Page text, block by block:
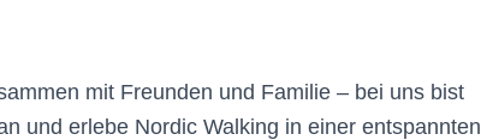
mit Freunden und Familie – bei uns bist
und erlebe Nordic Walking in einer entspannten